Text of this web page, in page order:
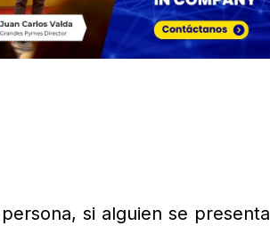
si alguien se presenta